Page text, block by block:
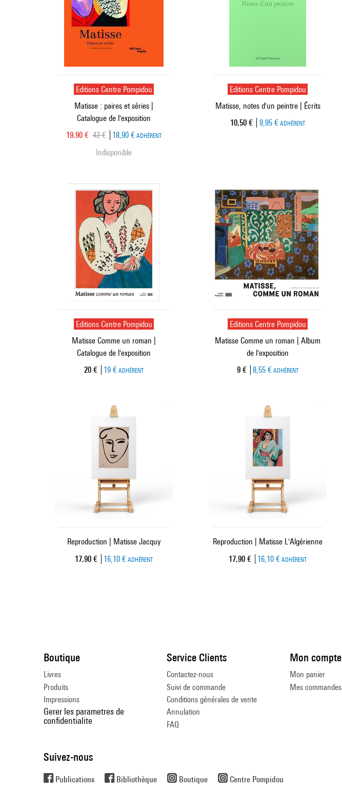
Editions Centre Pompidou
Matisse : paires et séries |
Catalogue de l'exposition
Prix ​​actuel
19,90 € Ancien prix
42 € 18,90 € ADHÉRENT
Indisponible
Editions Centre Pompidou
Matisse, notes d'un peintre | Écrits
Prix ​​actuel
10,50 € 9,95 € ADHÉRENT
Editions Centre Pompidou
Matisse Comme un roman |
Catalogue de l'exposition
Prix ​​actuel
20 € 19 € ADHÉRENT
Editions Centre Pompidou
Matisse Comme un roman | Album
de l'exposition
Prix ​​actuel
9 € 8,55 € ADHÉRENT
Reproduction | Matisse Jacquy
Prix ​​actuel
17,90 € 16,10 € ADHÉRENT
Reproduction | Matisse L'Algérienne
Prix ​​actuel
17,90 € 16,10 € ADHÉRENT
Boutique
Livres
Produits
Impressions
Gerer les parametres de
confidentialite
Service Clients
Contactez-nous
Suivi de commande
Conditions générales de vente
Annulation
FAQ
Mon compte
Mon panier
Mes commandes
Suivez-nous
Publications Bibliothèque Boutique Centre Pompidou